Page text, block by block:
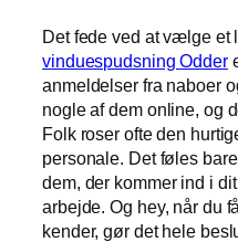
Det fede ved at vælge et
vinduespudsning Odder
anmeldelser fra naboer
nogle af dem online, og
Folk roser ofte den
personale. Det føles
dem, der kommer ind i
arbejde. Og hey, når du
kender, gør det hele